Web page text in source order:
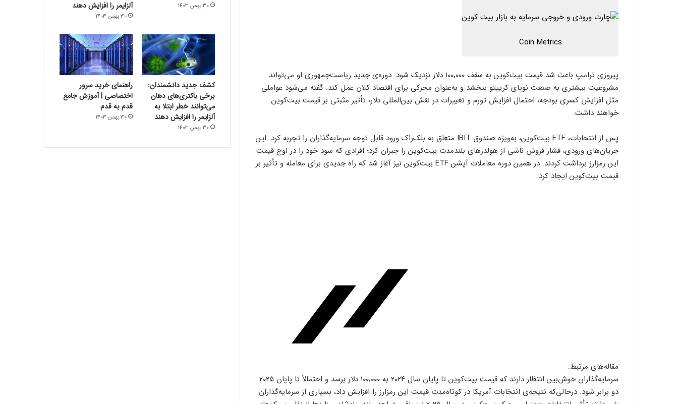
Coin Metrics
پیروزی ترامپ باعث شد قیمت بیت‌کوین به سقف ۱۰۰٬۰۰۰ دلار نزدیک شود. دوره‌ی جدید ریاست‌جمهوری او می‌تواند
مشروعیت بیشتری به صنعت نوپای کریپتو ببخشد و به‌عنوان محرکی برای اقتصاد کلان عمل کند. گفته می‌شود عواملی
مثل افزایش کسری بودجه، احتمال افزایش تورم و تغییرات در نقش بین‌المللی دلار، تأثیر مثبتی بر قیمت بیت‌کوین
خواهند داشت.
پس از انتخابات، ETF بیت‌کوین، به‌ویژه صندوق IBIT متعلق به بلک‌راک ورود قابل‌ توجه سرمایه‌گذاران را تجربه کرد. این
جریان‌های ورودی، فشار فروش ناشی از هولدرهای بلندمدت بیت‌کوین را جبران کرد؛ افرادی که سود خود را در اوج قیمت
این رمزارز برداشت کردند. در همین دوره معاملات آپشن ETF بیت‌کوین نیز آغاز شد که راه جدیدی برای معامله و تأثیر بر
قیمت بیت‌کوین ایجاد کرد.
مقاله‌های مرتبط:
سرمایه‌گذاران خوش‌بین انتظار دارند که قیمت بیت‌کوین تا پایان سال ۲۰۲۴ به ۱۰۰٬۰۰۰ دلار برسد و احتمالاً تا پایان ۲۰۲۵
دو برابر شود. درحالی‌که نتیجه‌ی انتخابات آمریکا در کوتاه‌مدت قیمت این رمزارز را افزایش داد، بسیاری از سرمایه‌گذاران
بیشتر مواد با حرارت‌دادن نرم می‌شوند؛ پس
30 بهمن 1403
آلزایمر را افزایش دهند
30 بهمن 1403
کشف جدید دانشمندان:
برخی باکتری‌های دهان
می‌توانند خطر ابتلا به
آلزایمر را افزایش دهند
30 بهمن 1403
راهنمای خرید سرور
اختصاصی | آموزش جامع
قدم به قدم
30 بهمن 1403